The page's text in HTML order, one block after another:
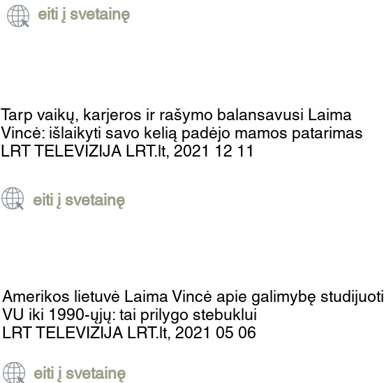
eiti į svetainę
Tarp vaikų, karjeros ir rašymo balansavusi Laima
Vincė: išlaikyti savo kelią padėjo mamos patarimas
LRT TELEVIZIJA LRT.lt, 2021 12 11
eiti į svetainę
Amerikos lietuvė Laima Vincė apie galimybę studijuoti
VU iki 1990-ųjų: tai prilygo stebuklui
LRT TELEVIZIJA LRT.lt, 2021 05 06
eiti į svetainę